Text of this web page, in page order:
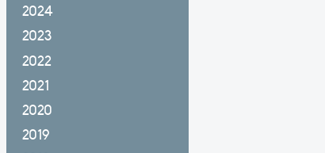
2024
2023
2022
2021
2020
2019